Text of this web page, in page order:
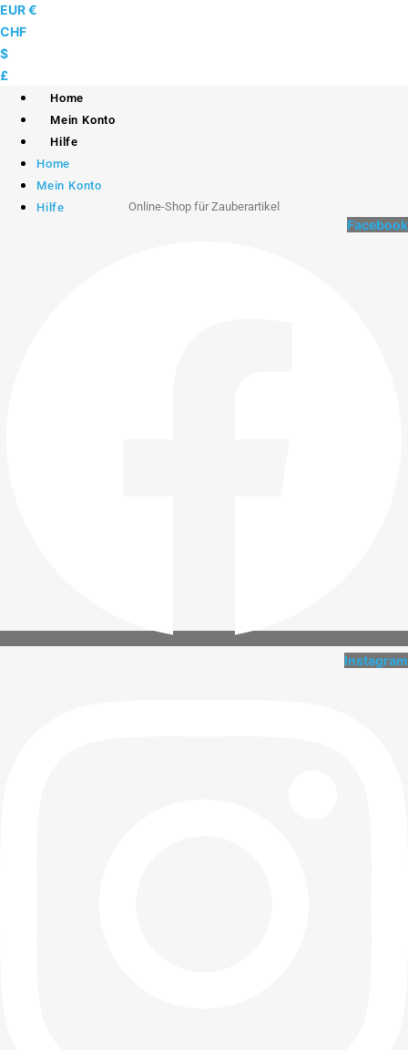
Skip
to
content
EUR €
CHF
$
£
Home
Mein Konto
Hilfe
Home
Mein Konto
Hilfe
Online-Shop für Zauberartikel
Facebook
Instagram